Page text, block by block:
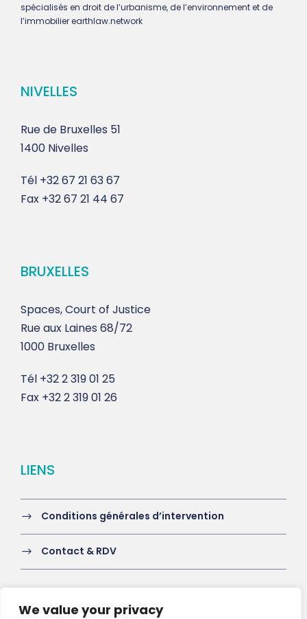
We value your privacy
spécialisés en droit de l’urbanisme, de l’environnement et de
l’immobilier earthlaw.network
NIVELLES
Rue de Bruxelles 51
1400 Nivelles
Tél +32 67 21 63 67
Fax +32 67 21 44 67
BRUXELLES
Spaces, Court of Justice
Rue aux Laines 68/72
1000 Bruxelles
Tél +32 2 319 01 25
Fax +32 2 319 01 26
LIENS
Conditions générales d’intervention
Contact & RDV